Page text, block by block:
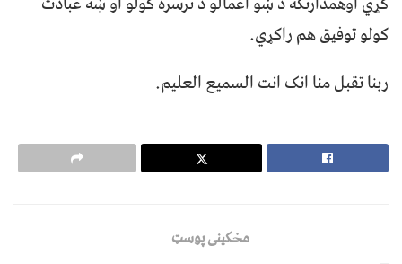
کولو توفیق هم راکړي.
ربنا تقبل منا انک انت السمیع العلیم.
مخکینی پوسټ